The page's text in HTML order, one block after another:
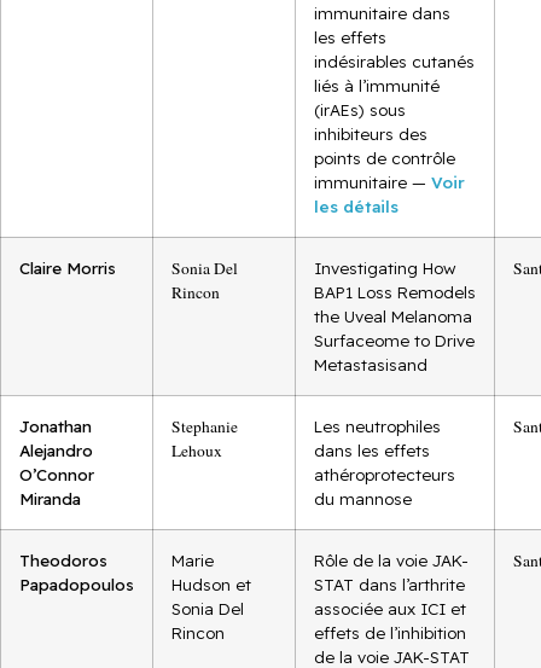
immunitaire dans
les effets
indésirables cutanés
liés à l’immunité
(irAEs) sous
inhibiteurs des
points de contrôle
immunitaire — Voir
les détails
Claire Morris
Sonia Del
Rincon
Investigating How
BAP1 Loss Remodels
the Uveal Melanoma
Surfaceome to Drive
Metastasisand
Jonathan
Alejandro
O’Connor
Miranda
Stephanie
Lehoux
Les neutrophiles
dans les effets
athéroprotecteurs
du mannose
Theodoros
Papadopoulos
Marie
Hudson et
Sonia Del
Rincon
Rôle de la voie JAK-
STAT dans l’arthrite
associée aux ICI et
effets de l’inhibition
de la voie JAK-STAT